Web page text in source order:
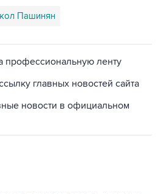
Пашинян
профессиональную ленту
главных новостей сайта
новости в официальном